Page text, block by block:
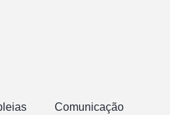
Comunicação